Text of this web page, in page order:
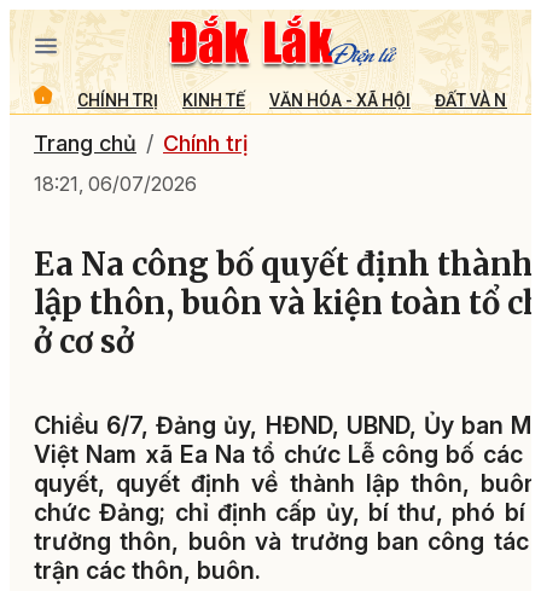
CHÍNH TRỊ KINH TẾ VĂN HÓA - XÃ HỘI ĐẤT VÀ
Trang chủ Chính trị
18:21, 06/07/2026
Ea Na công bố quyết định thành
lập thôn, buôn và kiện toàn tổ
ở cơ sở
Chiều 6/7, Đảng ủy, HĐND, UBND, Ủy ban
Việt Nam xã Ea Na tổ chức Lễ công bố các
quyết, quyết định về thành lập thôn,
chức Đảng; chỉ định cấp ủy, bí thư, phó bí
trưởng thôn, buôn và trưởng ban công tác
trận các thôn, buôn.